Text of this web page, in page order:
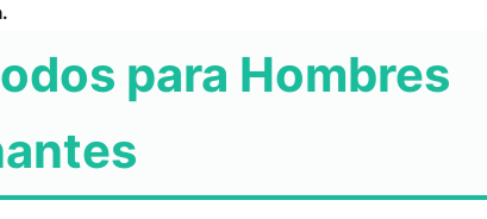
para Hombres